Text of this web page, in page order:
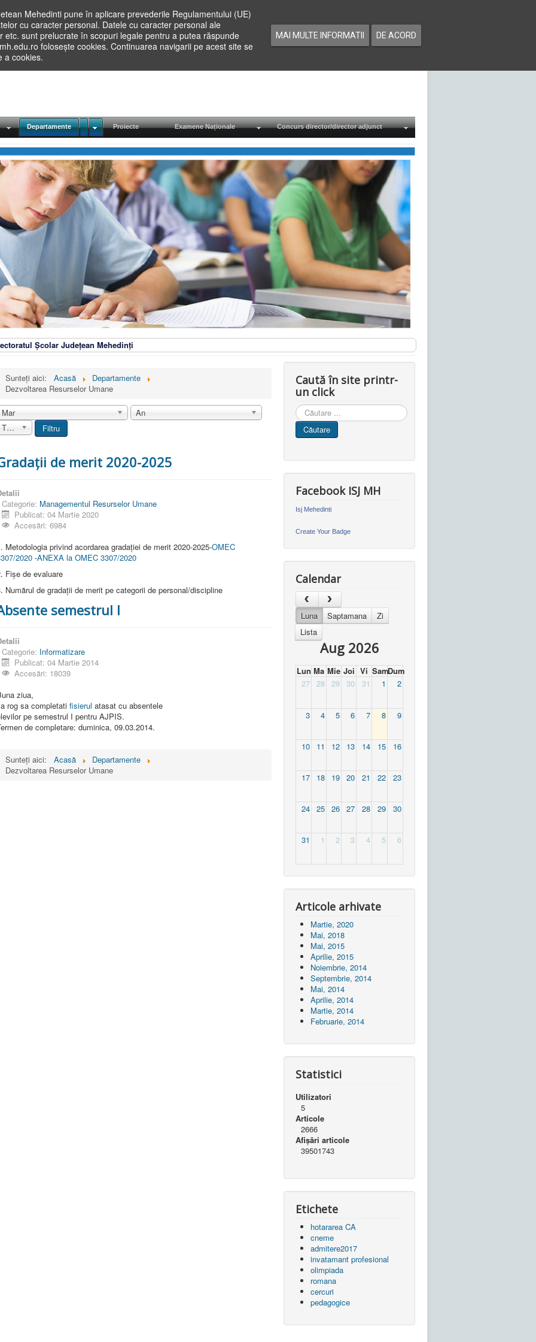
Mehedinti pune în aplicare prevederile Regulamentului (UE)
cu caracter personal. Datele cu caracter personal ale
etc. sunt prelucrate în scopuri legale pentru a putea răspunde
folosește cookies. Continuarea navigarii pe acest site se
a cookies.
MAI MULTE INFORMATII DE ACORD
Departamente Proiecte Examene Naționale Concurs director/director adjunct
Școlar Județean Mehedinți
Sunteți aici: Acasă
Departamente
Dezvoltarea Resurselor Umane
Mar
An
Toate
Filtru
de merit 2020-2025
Categorie: Managementul Resurselor Umane
Publicat: 04 Martie 2020
Accesări: 6984
Metodologia privind acordarea gradației de merit 2020-2025-OMEC
2020 -ANEXA la OMEC 3307/2020
Fișe de evaluare
Numărul de gradații de merit pe categorii de personal/discipline
semestrul I
Categorie: Informatizare
Publicat: 04 Martie 2014
Accesări: 18039
ziua,
rog sa completati fisierul atasat cu absentele
pe semestrul I pentru AJPIS.
de completare: duminica, 09.03.2014.
Sunteți aici: Acasă
Departamente
Dezvoltarea Resurselor Umane
Caută în site printr-
un click
Cauta
in
site
Căutare
Facebook ISJ MH
Isj Mehedinti
Create Your Badge
Calendar
Luna Saptamana
Zi
Lista
Aug 2026
Lun Ma Mie Joi Vi SamDum
27
28 29 30 31 1 2
3 4 5 6 7 8 9
10 11 12 13 14 15 16
17 18 19 20 21 22 23
24 25 26 27 28 29 30
31 1 2 3 4 5 6
Articole arhivate
Martie, 2020
Mai, 2018
Mai, 2015
Aprilie, 2015
Noiembrie, 2014
Septembrie, 2014
Mai, 2014
Aprilie, 2014
Martie, 2014
Februarie, 2014
Statistici
Utilizatori
5
Articole
2666
Afișări articole
39501743
Etichete
hotararea CA
cneme
admitere2017
invatamant profesional
olimpiada
romana
cercuri
pedagogice